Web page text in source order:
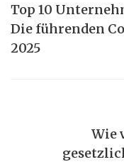
Top 10
Die führenden
2025
Wie